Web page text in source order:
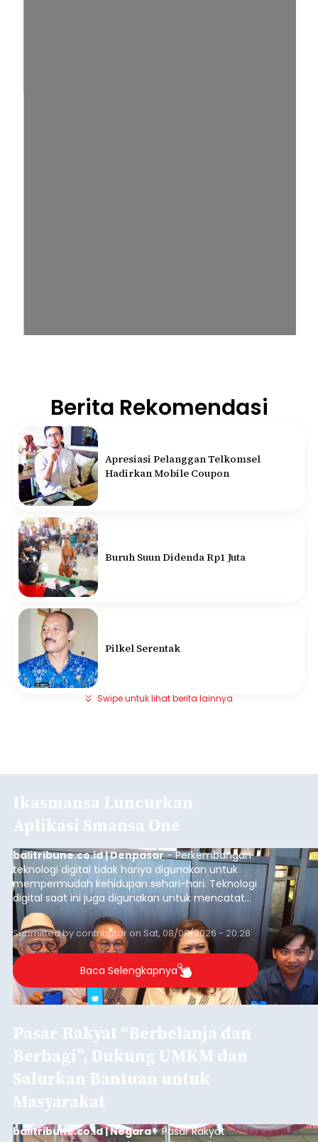
Berita Rekomendasi
Apresiasi Pelanggan Telkomsel
Hadirkan Mobile Coupon
Buruh Suun Didenda Rp1 Juta
Pilkel Serentak
Swipe untuk lihat berita lainnya
Ikasmansa Luncurkan
Aplikasi Smansa One
balitribune.co.id | Denpasar- Perkembangan
teknologi digital tidak hanya digunakan untuk
mempermudah kehidupan sehari-hari. Teknologi
digital saat ini juga digunakan untuk mencatat
dan mengelola data base alumni dari suatu
sekolah, salah satunya adalah alumni SMA 1
Denpasar.
Submitted bycontributoronSat, 08/08/2026 - 20:28
Baca Selengkapnya
Pasar Rakyat “Berbelanja dan
Berbagi”, Dukung UMKM dan
Salurkan Bantuan untuk
Masyarakat
balitribune.co.id | Negara- Pasar Rakyat